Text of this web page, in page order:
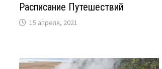
Расписание Путешествий
15 апреля, 2021